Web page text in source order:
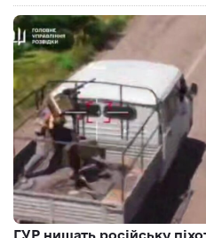
ГУР нищать російську